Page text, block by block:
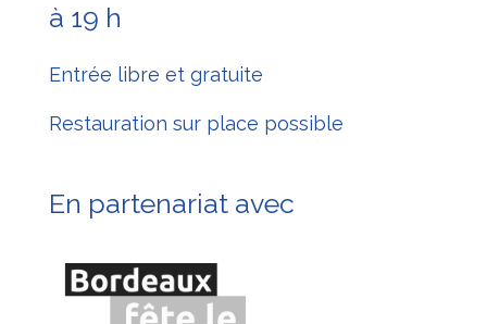
à 19 h
Entrée libre et gratuite
Restauration sur place possible
En partenariat avec